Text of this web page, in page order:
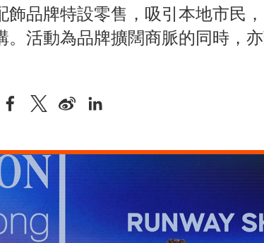
飾品牌特設零售，吸引本地市民
。活動為品牌擴闊商脈的同時，